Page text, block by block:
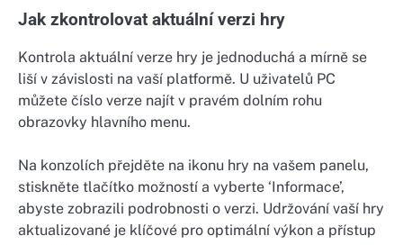
Jak zkontrolovat aktuální verzi hry
Kontrola aktuální verze hry je jednoduchá a mírně se
liší v závislosti na vaší platformě. U uživatelů PC
můžete číslo verze najít v pravém dolním rohu
obrazovky hlavního menu.
Na konzolích přejděte na ikonu hry na vašem panelu,
stiskněte tlačítko možností a vyberte ‘Informace’,
abyste zobrazili podrobnosti o verzi. Udržování vaší hry
aktualizované je klíčové pro optimální výkon a přístup